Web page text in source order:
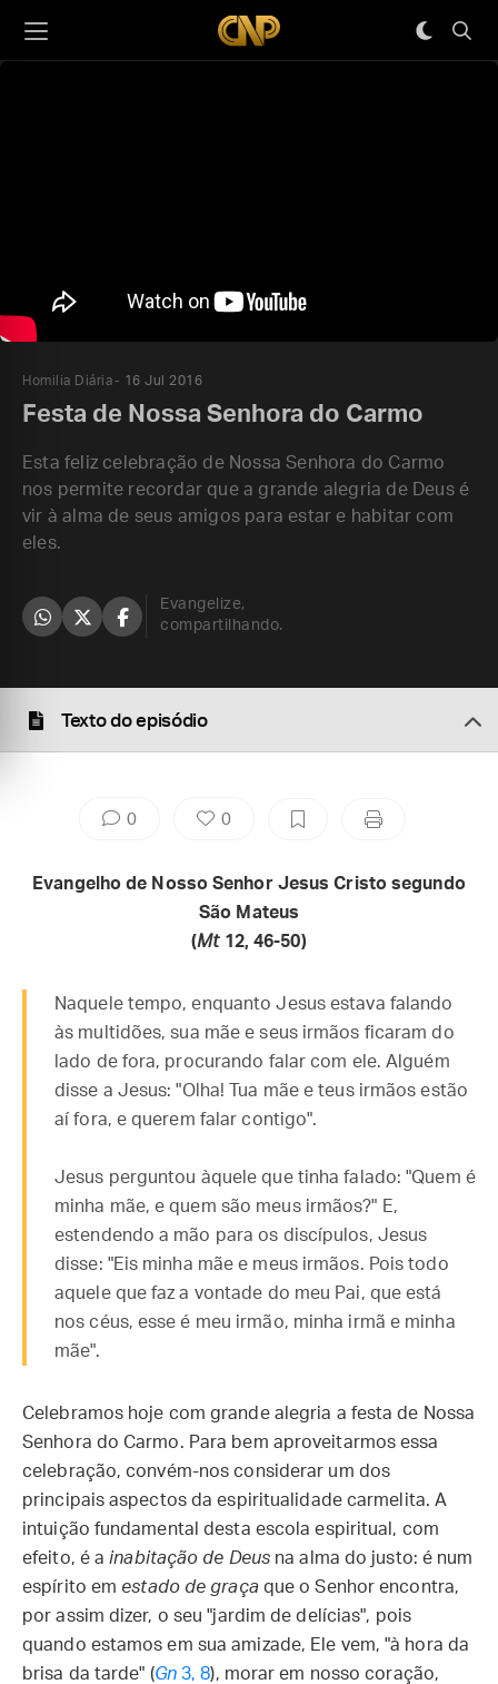
Homilia Diária 16 Jul 2016
Festa de Nossa Senhora do Carmo
Esta feliz celebração de Nossa Senhora do Carmo
nos permite recordar que a grande alegria de Deus é
vir à alma de seus amigos para estar e habitar com
eles.
Evangelize,
compartilhando.
Texto do episódio
0 0
Evangelho de Nosso Senhor Jesus Cristo segundo
São Mateus
(Mt12, 46-50)
Naquele tempo, enquanto Jesus estava falando
às multidões, sua mãe e seus irmãos ficaram do
lado de fora, procurando falar com ele. Alguém
disse a Jesus: "Olha! Tua mãe e teus irmãos estão
aí fora, e querem falar contigo".
Jesus perguntou àquele que tinha falado: "Quem é
minha mãe, e quem são meus irmãos?" E,
estendendo a mão para os discípulos, Jesus
disse: "Eis minha mãe e meus irmãos. Pois todo
aquele que faz a vontade do meu Pai, que está
nos céus, esse é meu irmão, minha irmã e minha
mãe".
Celebramos hoje com grande alegria a festa de Nossa
Senhora do Carmo. Para bem aproveitarmos essa
celebração, convém-nos considerar um dos
principais aspectos da espiritualidade carmelita. A
intuição fundamental desta escola espiritual, com
efeito, é ainabitação de Deus na alma do justo: é num
espírito em estado de graçaque o Senhor encontra,
por assim dizer, o seu "jardim de delícias", pois
quando estamos em sua amizade, Ele vem, "à hora da
brisa da tarde" (Gn3, 8), morar em nosso coração,